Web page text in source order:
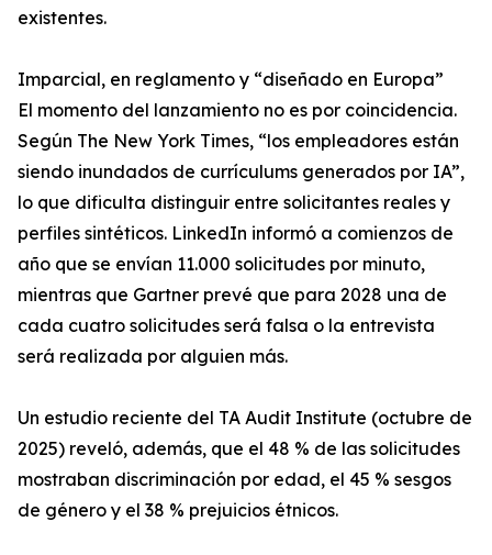
existentes.
Imparcial, en reglamento y “diseñado en Europa”
El momento del lanzamiento no es por coincidencia.
Según The New York Times, “los empleadores están
siendo inundados de currículums generados por IA”,
lo que dificulta distinguir entre solicitantes reales y
perfiles sintéticos. LinkedIn informó a comienzos de
año que se envían 11.000 solicitudes por minuto,
mientras que Gartner prevé que para 2028 una de
cada cuatro solicitudes será falsa o la entrevista
será realizada por alguien más.
Un estudio reciente del TA Audit Institute (octubre de
2025) reveló, además, que el 48 % de las solicitudes
mostraban discriminación por edad, el 45 % sesgos
de género y el 38 % prejuicios étnicos.